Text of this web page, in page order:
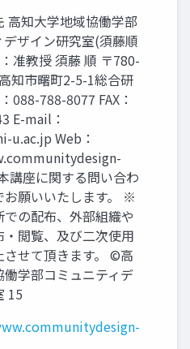
高知大学地域協働学部
デザイン研究室(須藤順
准教授 須藤 順 〒780-
知市曙町2-5-1総合研
088-788-8077 FAX：
E-mail：
u.ac.jp Web：
座に関する問い合わ
お願いいたします。 ※
の配布、外部組織や
・閲覧、及び二次使用
させて頂きます。 ©高
学部コミュニティデ
15